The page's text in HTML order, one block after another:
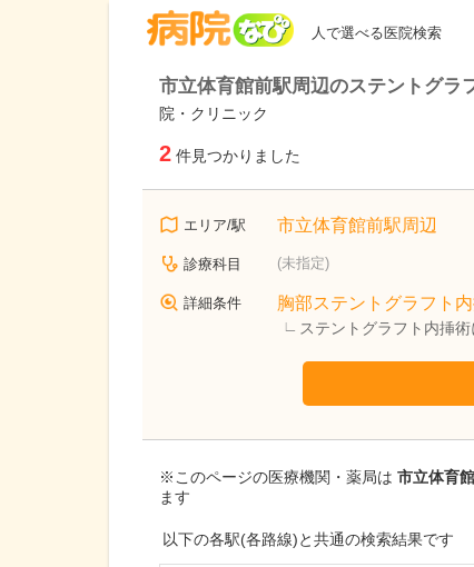
人で選べる医院検索
市立体育館前駅周辺のステントグラ
院・クリニック
2 件見つかりました
エリア/駅 市立体育館前駅周辺
診療科目 (未指定)
詳細条件 胸部ステントグラフト
ステントグラフト内挿
※このページの医療機関・薬局は 市立体育
ます
以下の各駅(各路線)と共通の検索結果です